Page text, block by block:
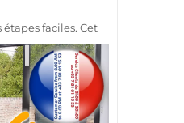
faciles. Cet